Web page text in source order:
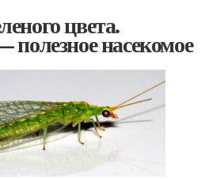
цвета.
полезное насекомое